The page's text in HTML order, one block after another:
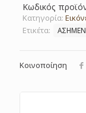
Κωδικός
Κατηγορία:
Ετικέτα:
Κοινοποίηση